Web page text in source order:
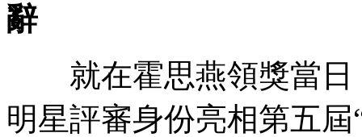
辭
就在霍思燕領獎當日
明星評審身份亮相第五屆“